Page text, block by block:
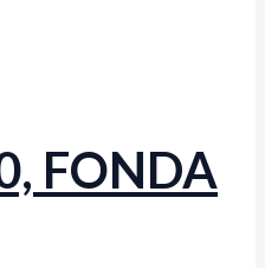
FONDA